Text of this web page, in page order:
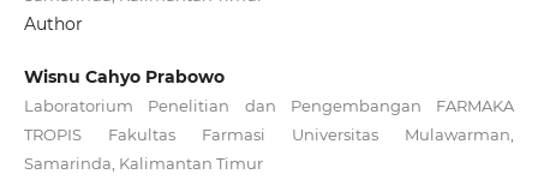
Author
Wisnu Cahyo Prabowo
Laboratorium Penelitian dan Pengembangan FARMAKA
TROPIS Fakultas Farmasi Universitas Mulawarman,
Samarinda, Kalimantan Timur